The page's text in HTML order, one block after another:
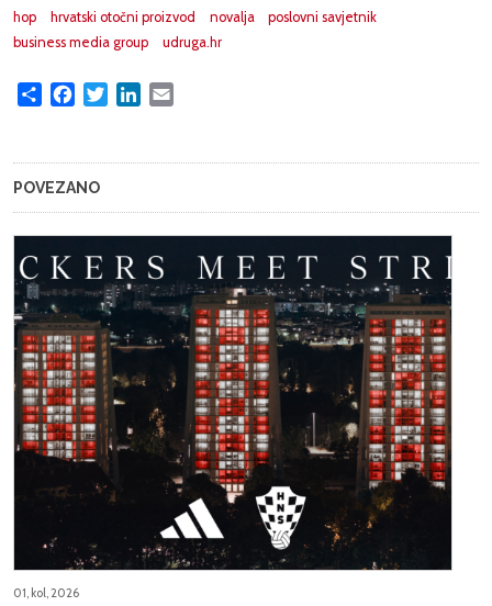
hop
hrvatski otočni proizvod novalja
poslovni savjetnik
business media group
udruga.hr
Share FacebookTwitterLinkedIn
POVEZANO
01, kol, 2026